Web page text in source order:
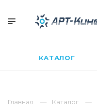
КАТАЛОГ
Главная Каталог